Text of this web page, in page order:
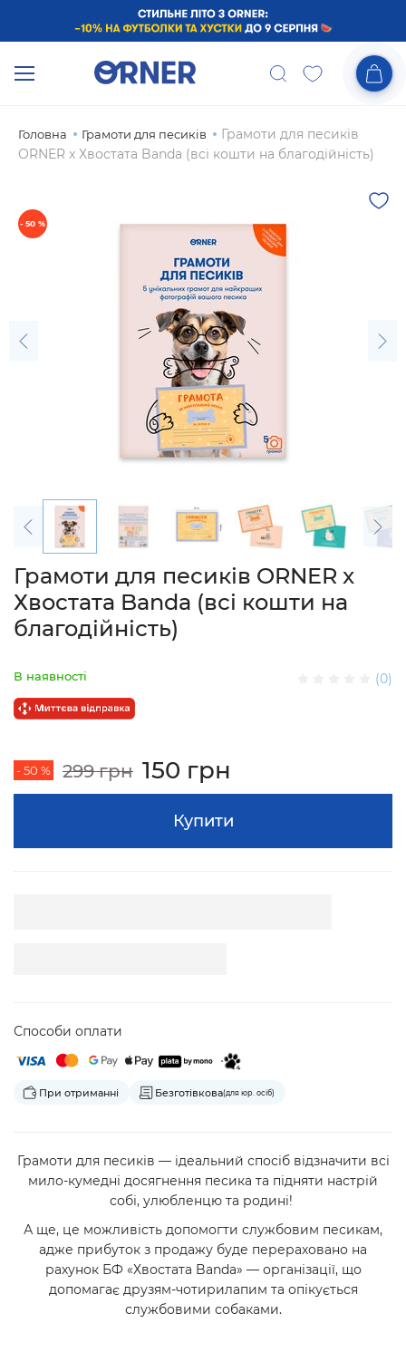
Головна Грамоти для песиків
Грамоти для песиків
ORNER x Хвостата Banda (всі кошти на благодійність)
- 50 %
Грамоти для песиків ORNER x
Хвостата Banda (всі кошти на
благодійність)
В наявності (0)
- 50 % 299 грн 150 грн
Купити
Способи оплати
При отриманні Безготівкова(для юр. осіб)
Грамоти для песиків — ідеальний спосіб відзначити всі
мило-кумедні досягнення песика та підняти настрій
собі, улюбленцю та родині!
А ще, це можливість допомогти службовим песикам,
адже прибуток з продажу буде перераховано на
рахунок БФ «Хвостата Banda» — організації, що
допомагає друзям-чотирилапим та опікується
службовими собаками.